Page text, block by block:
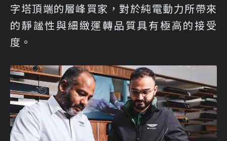
字塔頂端的層峰買家，對於純電動力所帶來
的靜謐性與細緻運轉品質具有極高的接受
度。